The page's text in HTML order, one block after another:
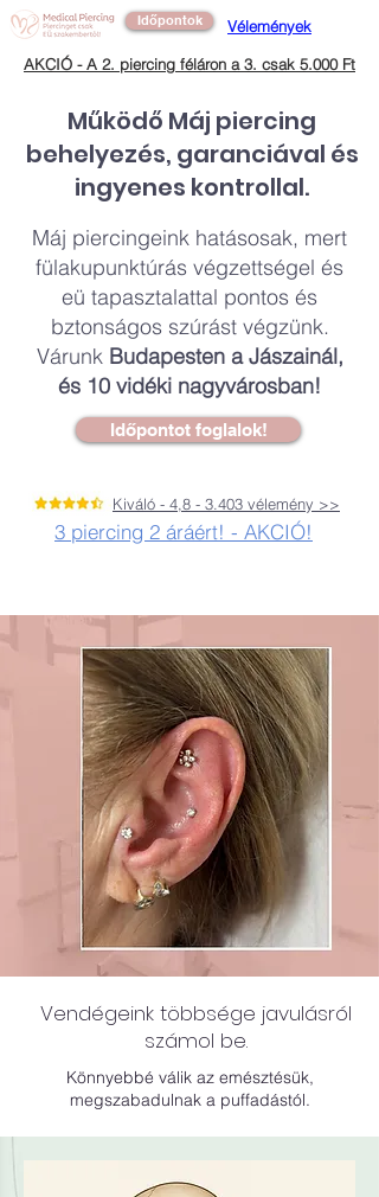
AKCIÓ - A 2. piercing féláron a 3. csak 5.000 Ft
Időpontok Vélemények
Működő Máj piercing
behelyezés, garanciával és
ingyenes kontrollal.
Máj piercingeink hatásosak, mert
fülakupunktúrás végzettségel és
eü tapasztalattal pontos és
bztonságos szúrást végzünk.
Várunk Budapesten a Jászainál,
és 10 vidéki nagyvárosban!
Időpontot foglalok!
Kiváló - 4,8 - 3.403 vélemény >>
3 piercing 2 áráért! - AKCIÓ!
Vendégeink többsége javulásról
számol be.
Könnyebbé válik az emésztésük,
megszabadulnak a puffadástól.